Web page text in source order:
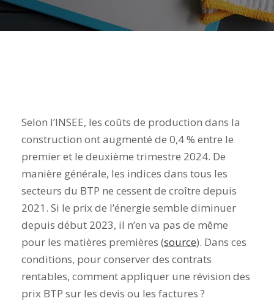
Selon l’INSEE, les coûts de production dans la
construction ont augmenté de 0,4 % entre le
premier et le deuxième trimestre 2024. De
manière générale, les indices dans tous les
secteurs du BTP ne cessent de croître depuis
2021. Si le prix de l’énergie semble diminuer
depuis début 2023, il n’en va pas de même
pour les matières premières (source). Dans ces
conditions, pour conserver des contrats
rentables, comment appliquer une révision des
prix BTP sur les devis ou les factures ?